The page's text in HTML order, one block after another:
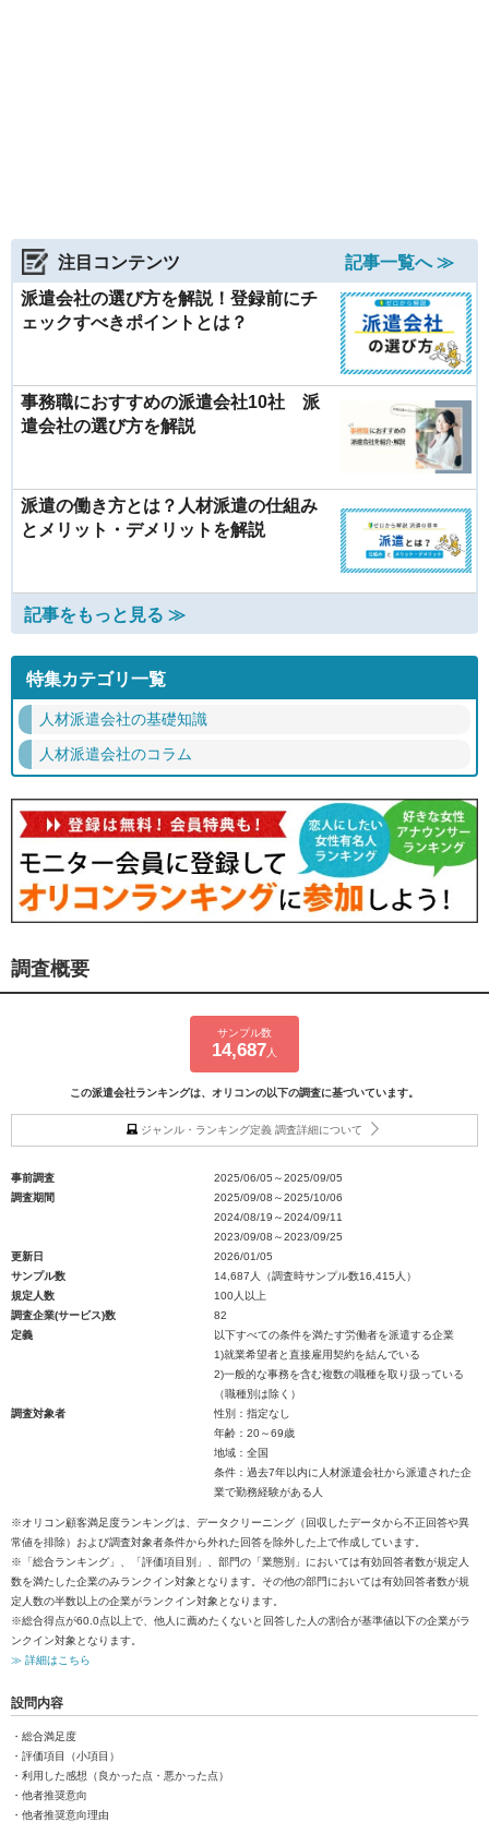
注目コンテンツ
記事一覧へ ≫
派遣会社の選び方を解説！登録前にチ
ェックすべきポイントとは？
事務職におすすめの派遣会社10社 派
遣会社の選び方を解説
派遣の働き方とは？人材派遣の仕組み
とメリット・デメリットを解説
記事をもっと見る ≫
特集カテゴリ一覧
人材派遣会社の基礎知識
人材派遣会社のコラム
調査概要
サンプル数
14,687 人
この派遣会社ランキングは、オリコンの以下の調査に基づいています。
ジャンル・ランキング定義 調査詳細について
事前調査
2025/06/05～2025/09/05
調査期間
2025/09/08～2025/10/06
2024/08/19～2024/09/11
2023/09/08～2023/09/25
更新日
2026/01/05
サンプル数
14,687人（調査時サンプル数16,415人）
規定人数
100人以上
調査企業(サービス)数
82
定義
以下すべての条件を満たす労働者を派遣する企業
1)就業希望者と直接雇用契約を結んでいる
2)一般的な事務を含む複数の職種を取り扱っている
（職種別は除く）
調査対象者
性別：指定なし
年齢：20～69歳
地域：全国
条件：過去7年以内に人材派遣会社から派遣された企
業で勤務経験がある人
※オリコン顧客満足度ランキングは、データクリーニング（回収したデータから不正回答や異
常値を排除）および調査対象者条件から外れた回答を除外した上で作成しています。
※「総合ランキング」、「評価項目別」、部門の「業態別」においては有効回答者数が規定人
数を満たした企業のみランクイン対象となります。その他の部門においては有効回答者数が規
定人数の半数以上の企業がランクイン対象となります。
※総合得点が60.0点以上で、他人に薦めたくないと回答した人の割合が基準値以下の企業がラ
ンクイン対象となります。
≫ 詳細はこちら
設問内容
・総合満足度
・評価項目（小項目）
・利用した感想（良かった点・悪かった点）
・他者推奨意向
・他者推奨意向理由